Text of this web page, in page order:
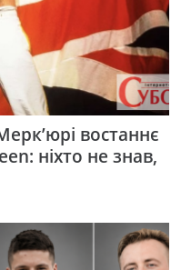
востаннє
ніхто не знав,